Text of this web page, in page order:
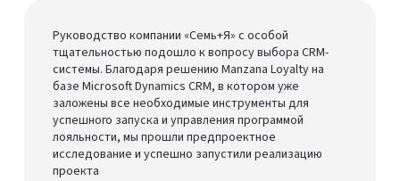
Руководство компании «Семь+Я» с особой
тщательностью подошло к вопросу выбора CRM-
системы. Благодаря решению Manzana Loyalty на
базе Microsoft Dynamics CRM, в котором уже
заложены все необходимые инструменты для
успешного запуска и управления программой
лояльности, мы прошли предпроектное
исследование и успешно запустили реализацию
проекта